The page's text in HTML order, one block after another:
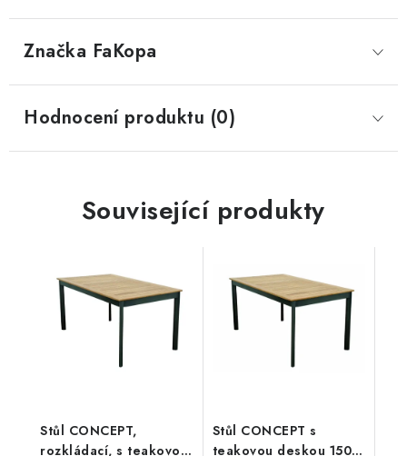
Značka FaKopa
Hodnocení produktu (0)
Související produkty
Stůl CONCEPT,
rozkládací, s teakovou
Stůl CONCEPT s
teakovou deskou 150 x